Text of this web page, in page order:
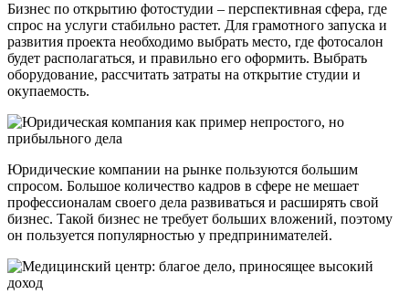
Бизнес по открытию фотостудии – перспективная сфера, где
спрос на услуги стабильно растет. Для грамотного запуска и
развития проекта необходимо выбрать место, где фотосалон
будет располагаться, и правильно его оформить. Выбрать
оборудование, рассчитать затраты на открытие студии и
окупаемость.
Юридические компании на рынке пользуются большим
спросом. Большое количество кадров в сфере не мешает
профессионалам своего дела развиваться и расширять свой
бизнес. Такой бизнес не требует больших вложений, поэтому
он пользуется популярностью у предпринимателей.